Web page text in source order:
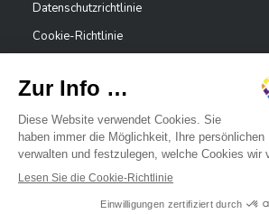
Datenschutzrichtlinie
Cookie-Richtlinie
Erklärung zur Barrierefreiheit
Meldesystem – Whistleblower
©2026 Alle Rechte vorbehalten . Stadt
Bonjour, comment